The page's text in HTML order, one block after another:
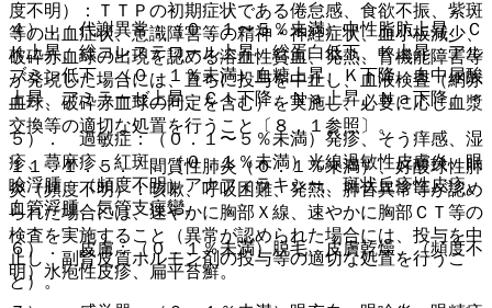
４）． 代謝異常：（０．１〜５％未満）中性脂肪上昇、Ｃ
Ｋ上昇、総コレステロール上昇、総蛋白低下、Ｋ上昇、アル
ブミン低下、（０．１％未満）血糖上昇、Ｋ下降、血中尿酸
上昇、アミラーゼ上昇、Ｃｌ下降、Ｎａ上昇、Ｎａ下降。
５）． 過敏症：（０．１〜５％未満）発疹、そう痒感、湿
疹、蕁麻疹、紅斑、（０．１％未満）光線過敏性皮膚炎、眼
瞼浮腫、（頻度不明）アナフィラキシー、斑状丘疹性皮疹、
血管浮腫、気管支痙攣。
６）． 皮膚：（０．１％未満）脱毛、皮膚乾燥、（頻度不
明）水疱性皮疹、扁平苔癬。
度不明）：ＴＴＰの初期症状である倦怠感、食欲不振、紫斑
等の出血症状、意識障害等の精神・神経症状、血小板減少、
破砕赤血球の出現を認める溶血性貧血、発熱、腎機能障害等
が発現した場合には、直ちに投与を中止し、血液検査（網赤
血球、破砕赤血球の同定を含む）を実施し、必要に応じ血漿
交換等の適切な処置を行うこと〔８．１参照〕。
１１．１．５． 間質性肺炎（０．１％未満）、好酸球性肺
炎（頻度不明）：咳嗽、呼吸困難、発熱、肺音異常等が認め
られた場合には、速やかに胸部Ｘ線、速やかに胸部ＣＴ等の
検査を実施すること（異常が認められた場合には、投与を中
止し、副腎皮質ホルモン剤の投与等の適切な処置を行うこ
と）。